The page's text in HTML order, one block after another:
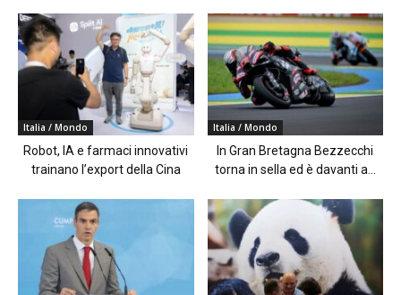
Italia / Mondo
Robot, IA e farmaci innovativi
trainano l’export della Cina
Italia / Mondo
In Gran Bretagna Bezzecchi
torna in sella ed è davanti a...